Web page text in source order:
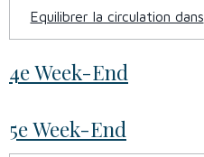
Equilibrer la circulation dans
4e Week-End
5e Week-End